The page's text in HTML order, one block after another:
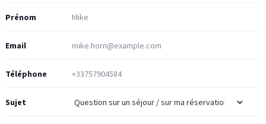
Prénom
Email
Téléphone
Sujet